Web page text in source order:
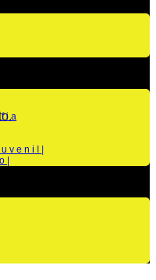
i a
v e n i l |
|